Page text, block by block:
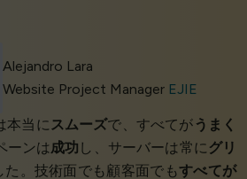
Alejandro Lara
Website Project Manager EJIE
本当にスムーズで、すべてが うまく
ーンは成功 し、サーバーは常に グリ
た。技術面でも顧客面でもすべてが